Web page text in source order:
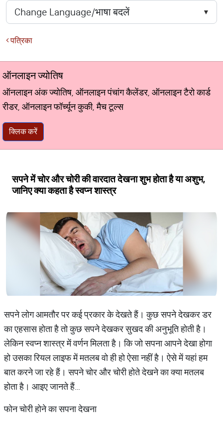
पत्रिका
ऑनलाइन ज्योतिष
ऑनलाइन अंक ज्योतिष, ऑनलाइन पंचांग कैलेंडर, ऑनलाइन टैरो कार्ड
रीडर, ऑनलाइन फॉर्च्यून कुकी, मैच टूल्स
क्लिक करें
सपने में चोर और चोरी की वारदात देखना शुभ होता है या अशुभ,
जानिए क्या कहता है स्वप्न शास्त्र
सपने लोग आमतौर पर कई प्रकार के देखते हैं। कुछ सपने देखकर डर
का एहसास होता है तो कुछ सपने देखकर सुखद की अनुभूति होती है।
लेकिन स्वप्न शास्त्र में वर्णन मिलता है। कि जो सपना आपने देखा होगा
हो उसका रियल लाइफ में मतलब वो ही हो ऐसा नहीं है। ऐसे में यहां हम
बात करने जा रहे हैं। सपने चोर और चोरी होते देखने का क्या मतलब
होता है। आइए जानते हैं…
फोन चोरी होने का सपना देखना